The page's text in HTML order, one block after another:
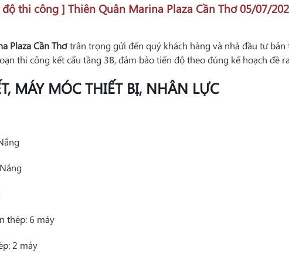
thi công ] Thiên Quân Marina Plaza Cần Thơ 05/07/
Plaza Cần Thơtrân trọng gửi đến quý khách hàng và nhà đầu tư
thi công kết cấu tầng 3B, đảm bảo tiến độ theo đúng kế hoạch đề
MÁY MÓC THIẾT BỊ, NHÂN LỰC
thép: 6 máy
2 máy